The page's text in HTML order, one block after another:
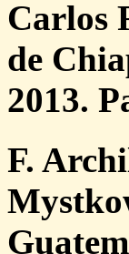
Carlos
de
2013.
F.